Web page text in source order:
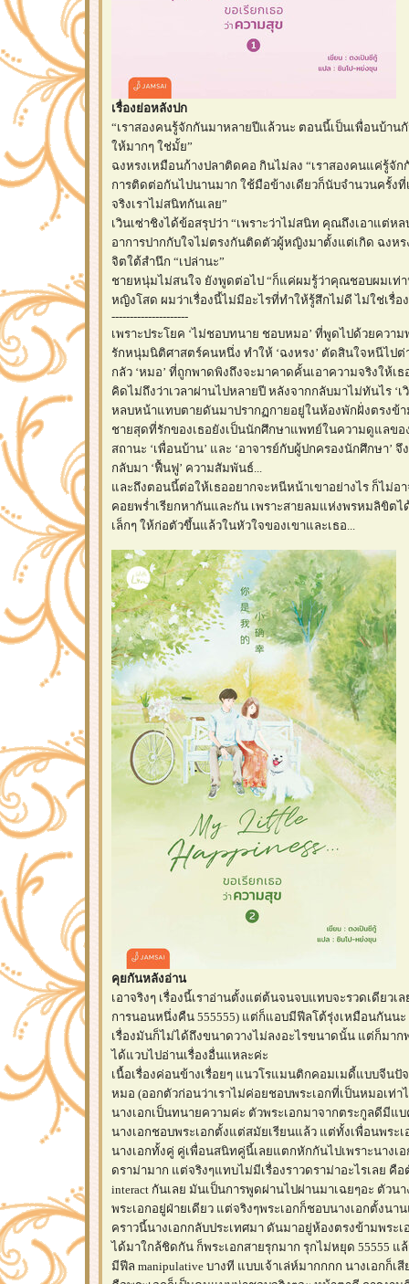
เรื่องย่อหลังปก
“เราสองคนรู้จักกันมาหลายปีแล้วนะ ตอนนี้เป็นเพื่อนบ้า
ให้มากๆ ใช่มั้ย”
ฉงหรงเหมือนก้างปลาติดคอ กินไม่ลง “เราสองคนแค่รู้จั
การติดต่อกันไปนานมาก ใช้มือข้างเดียวก็นับจำนวนครั้งที่
จริงเราไม่สนิทกันเลย”
เวินเซ่าชิงได้ข้อสรุปว่า “เพราะว่าไม่สนิท คุณถึงเอาแต่ห
อาการปากกับใจไม่ตรงกันติดตัวผู้หญิงมาตั้งแต่เกิด ฉงหร
จิตใต้สำนึก “เปล่านะ”
ชายหนุ่มไม่สนใจ ยังพูดต่อไป “ก็แค่ผมรู้ว่าคุณชอบผมเท่า
หญิงโสด ผมว่าเรื่องนี้ไม่มีอะไรที่ทำให้รู้สึกไม่ดี ไม่ใช่เรื่อ
---------------------
เพราะประโยค ‘ไม่ชอบทนาย ชอบหมอ’ ที่พูดไปด้วยความ
รักหนุ่มนิติศาสตร์คนหนึ่ง ทำให้ ‘ฉงหรง’ ตัดสินใจหนีไปต่
กลัว ‘หมอ’ ที่ถูกพาดพิงถึงจะมาคาดคั้นเอาความจริงให้เธ
คิดไม่ถึงว่าเวลาผ่านไปหลายปี หลังจากกลับมาไม่ทันไร ‘เ
หลบหน้าแทบตายดันมาปรากฏกายอยู่ในห้องพักฝั่งตรงข้
ชายสุดที่รักของเธอยังเป็นนักศึกษาแพทย์ในความดูแลขอ
สถานะ ‘เพื่อนบ้าน’ และ ‘อาจารย์กับผู้ปกครองนักศึกษา’
กลับมา ‘ฟื้นฟู’ ความสัมพันธ์...
และถึงตอนนี้ต่อให้เธออยากจะหนีหน้าเขาอย่างไร ก็ไม่อ
คอยพร่ำเรียกหากันและกัน เพราะสายลมแห่งพรหมลิขิต
เล็กๆ ให้ก่อตัวขึ้นแล้วในหัวใจของเขาและเธอ...
คุยกันหลังอ่าน
เอาจริงๆ เรื่องนี้เราอ่านตั้งแต่ต้นจนจบแทบจะรวดเดียวเ
การนอนหนึ่งคืน 555555) แต่ก็แอบมีฟีลโต้รุ่งเหมือนกันน
เรื่องมันก็ไม่ได้ถึงขนาดวางไม่ลงอะไรขนาดนั้น แต่ก็มาก
ได้แวบไปอ่านเรื่องอื่นแหละค่ะ
เนื้อเรื่องค่อนข้างเรื่อยๆ แนวโรแมนติกคอมเมดี้แบบจีนปั
หมอ (ออกตัวก่อนว่าเราไม่ค่อยชอบพระเอกที่เป็นหมอเท่า
นางเอกเป็นทนายความค่ะ ตัวพระเอกมาจากตระกูลดีมีแ
นางเอกชอบพระเอกตั้งแต่สมัยเรียนแล้ว แต่ทั้งเพื่อนพระ
นางเอกทั้งคู่ คู่เพื่อนสนิทคู่นี้เลยแตกหักกันไปเพราะนางเ
ดราม่ามาก แต่จริงๆแทบไม่มีเรื่องราวดราม่าอะไรเลย คื
interact กันเลย มันเป็นการพูดผ่านไปผ่านมาเฉยๆอะ ตัวนา
พระเอกอยู่ฝ่ายเดียว แต่จริงๆพระเอกก็ชอบนางเอกตั้งนา
คราวนี้นางเอกกลับประเทศมา ดันมาอยู่ห้องตรงข้ามพระ
ได้มาใกล้ชิดกัน ก็พระเอกสายรุกมาก รุกไม่หยุด 55555 แ
มีฟีล manipulative บางที แบบเจ้าเล่ห์มากกกก นางเอกก็เ